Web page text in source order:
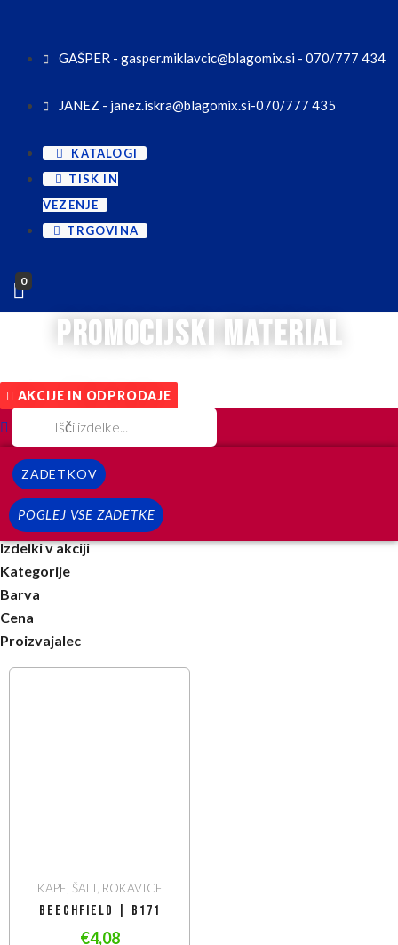
GAŠPER - gasper.miklavcic@blagomix.si - 070/777 434
JANEZ - janez.iskra@blagomix.si-070/777 435
KATALOGI
TISK IN
VEZENJE
TRGOVINA
0
promocijski material
AKCIJE IN ODPRODAJE
ZADETKOV
POGLEJ VSE ZADETKE
Izdelki v akciji
Kategorije
Barva
Cena
Proizvajalec
KAPE, ŠALI, ROKAVICE
Beechfield | B171
€4,08